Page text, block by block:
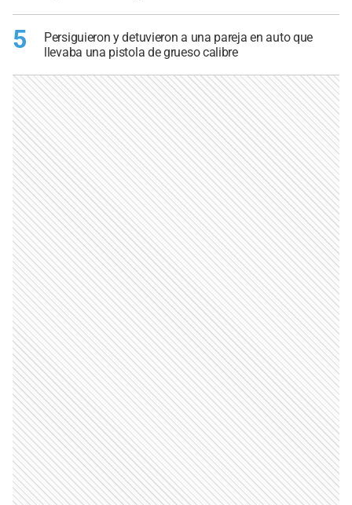
5
Persiguieron y detuvieron a una pareja en auto que
llevaba una pistola de grueso calibre